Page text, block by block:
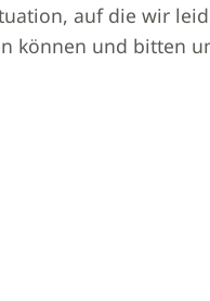
auf die wir
können und bitten